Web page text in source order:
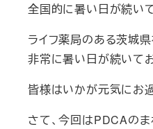
全国的に暑い日が続い
ライフ薬局のある茨城
非常に暑い日が続いてお
皆様はいかが元気にお
さて、今回はPDCAの